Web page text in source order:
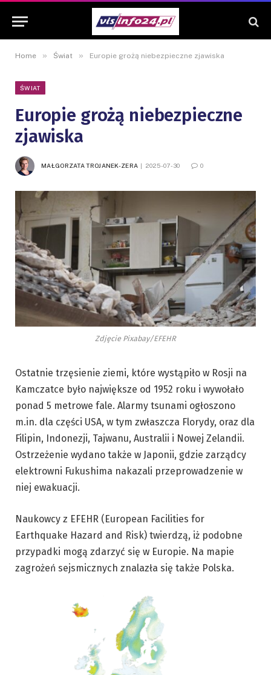
Home » Świat » Europie grożą niebezpieczne zjawiska
ŚWIAT
Europie grożą niebezpieczne
zjawiska
MAŁGORZATA TROJANEK-ZERA 2025-07-30 0
Zdjęcie Pixabay/EFEHR
Ostatnie trzęsienie ziemi, które wystąpiło w Rosji na
Kamczatce było największe od 1952 roku i wywołało
ponad 5 metrowe fale. Alarmy tsunami ogłoszono
m.in. dla części USA, w tym zwłaszcza Florydy, oraz dla
Filipin, Indonezji, Tajwanu, Australii i Nowej Zelandii.
Ostrzeżenie wydano także w Japonii, gdzie zarządcy
elektrowni Fukushima nakazali przeprowadzenie w
niej ewakuacji.
Naukowcy z EFEHR (European Facilities for
Earthquake Hazard and Risk) twierdzą, iż podobne
przypadki mogą zdarzyć się w Europie. Na mapie
zagrożeń sejsmicznych znalazła się także Polska.